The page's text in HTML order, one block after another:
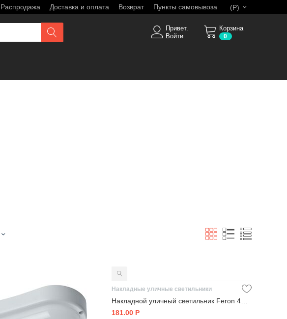
(Р)
Распродажа Доставка и оплата Возврат Пункты самовывоза
Корзина
0
Привет.
Войти
Накладные уличные светильники
181.00 Р